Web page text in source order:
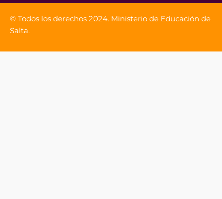
© Todos los derechos 2024. Ministerio de Educación de
Salta.